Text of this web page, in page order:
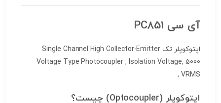
آی سی PC851
اپتوکوپلر تک Single Channel High Collector-Emitter
Voltage Type Photocoupler , Isolation Voltage, 5000
VRMS ,
اپتوکوپلر (Optocoupler) چیست؟